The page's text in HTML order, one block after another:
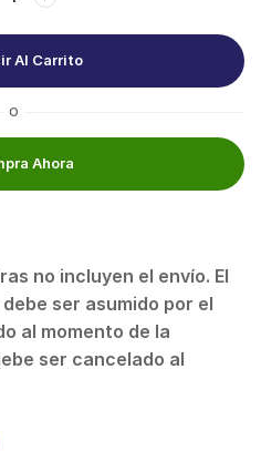
Al Carrito
O
Ahora
no incluyen el envío. El
ser asumido por el
al momento de la
ser cancelado al